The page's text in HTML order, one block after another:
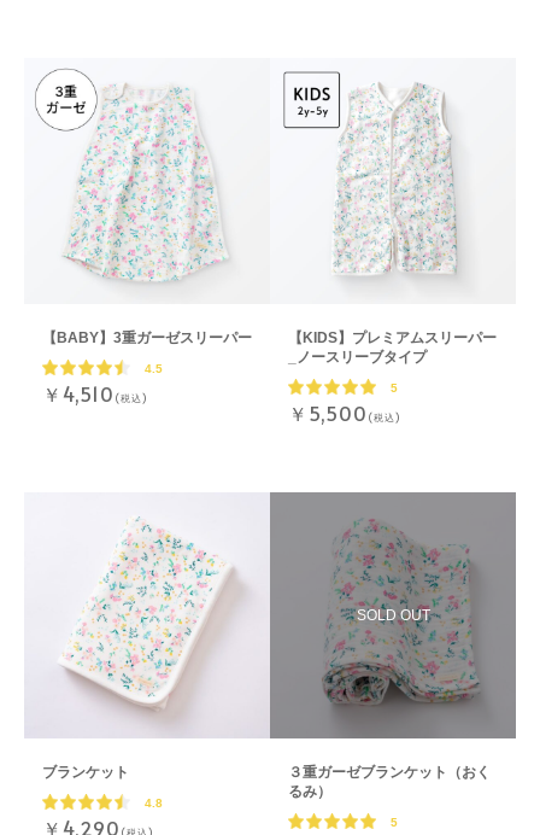
【BABY】3重ガーゼスリーパー
4.5
￥4,510 (税込)
【KIDS】プレミアムスリーパー
_ノースリーブタイプ
5
￥5,500 (税込)
ブランケット
4.8
￥4,290 (税込)
３重ガーゼブランケット（おく
るみ）
5